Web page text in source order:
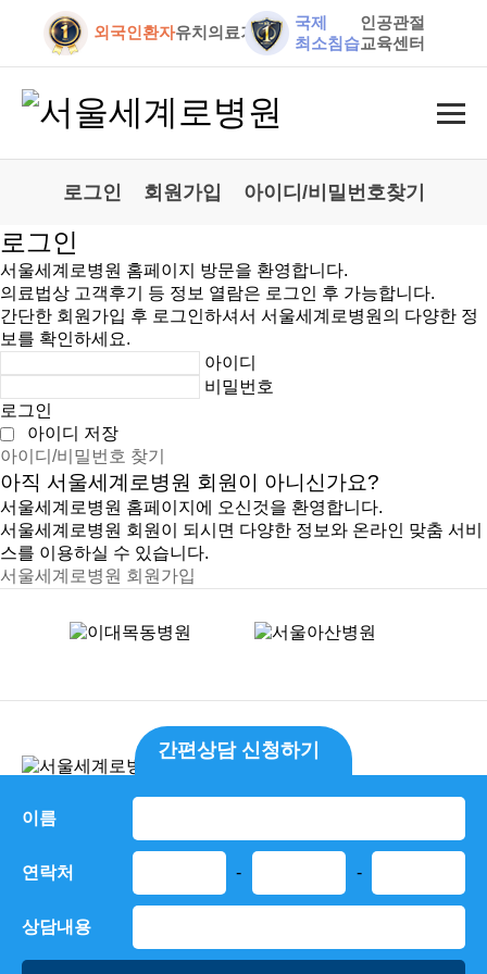
외국인환자유치의료기관
국제
최소침습
인공관절
교육센터
로그인 회원가입 아이디/비밀번호찾기
로그인
서울세계로병원 홈페이지 방문을 환영합니다.
의료법상 고객후기 등 정보 열람은 로그인 후 가능합니다.
간단한 회원가입 후 로그인하셔서 서울세계로병원의 다양한 정
보를 확인하세요.
아이디
비밀번호
로그인
아이디 저장
아이디/비밀번호 찾기
아직 서울세계로병원 회원이 아니신가요?
서울세계로병원 홈페이지에 오신것을 환영합니다.
서울세계로병원 회원이 되시면 다양한 정보와 온라인 맞춤 서비
스를 이용하실 수 있습니다.
서울세계로병원 회원가입
병원소개
주소 : 서울 송파구 위례서로 248 5~12층
대표전화 : 1670-9111
사업자등록번호 : 367-97-01218
간편상담 신청하기
이름
연락처 - -
상담내용